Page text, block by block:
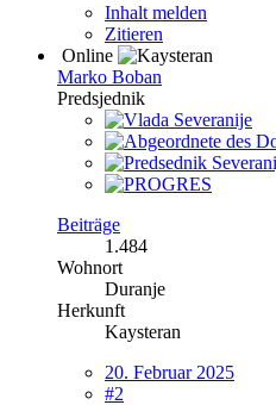
Inhalt melden
Zitieren
Online
Marko Boban
Predsjednik
Beiträge
1.484
Wohnort
Duranje
Herkunft
Kaysteran
20. Februar 2025
#2